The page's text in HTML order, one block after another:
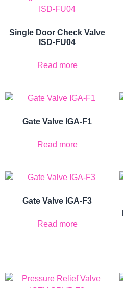
Single Door Check Valve
ISD-FU04
Read more
Gate Valve IGA-F1
Read more
Gate Valve IGA-F3
Read more